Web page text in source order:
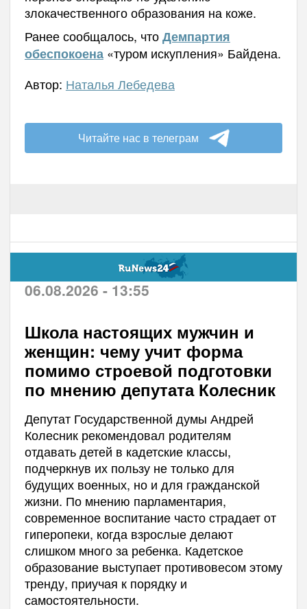
злокачественного образования на коже.
Ранее сообщалось, чтоДемпартия
обеспокоена«туром искупления» Байдена.
Автор: Наталья Лебедева
Читайте нас в телеграм
06.08.2026 - 13:55
Школа настоящих мужчин и
женщин: чему учит форма
помимо строевой подготовки
по мнению депутата Колесник
Депутат Государственной думы Андрей
Колесник рекомендовал родителям
отдавать детей в кадетские классы,
подчеркнув их пользу не только для
будущих военных, но и для гражданской
жизни. По мнению парламентария,
современное воспитание часто страдает от
гиперопеки, когда взрослые делают
слишком много за ребенка. Кадетское
образование выступает противовесом этому
тренду, приучая к порядку и
самостоятельности.